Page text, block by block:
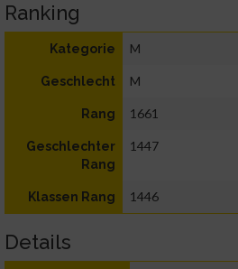
Ranking
Kategorie M
Geschlecht M
Rang 1661
Geschlechter
Rang
1447
Klassen Rang 1446
Details